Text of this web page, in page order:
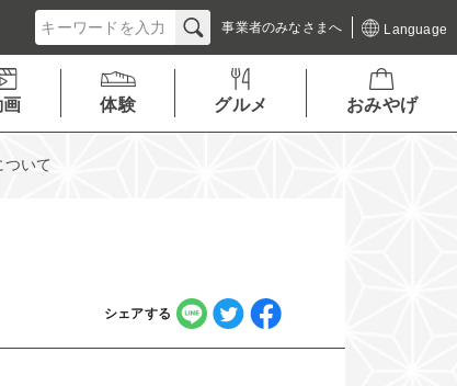
事業者のみなさまへ Language
画 体験 グルメ おみやげ
ついて
シェアする